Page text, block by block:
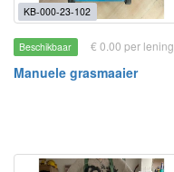
KB-000-23-102
Beschikbaar € 0.00 per lening
Manuele grasmaaier